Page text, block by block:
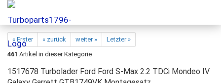
« Erster « zurück weiter »
Letzter »
461 Artikel in dieser Kategorie
1517678 Turbolader Ford Ford S-Max 2.2 TDCi Mondeo IV